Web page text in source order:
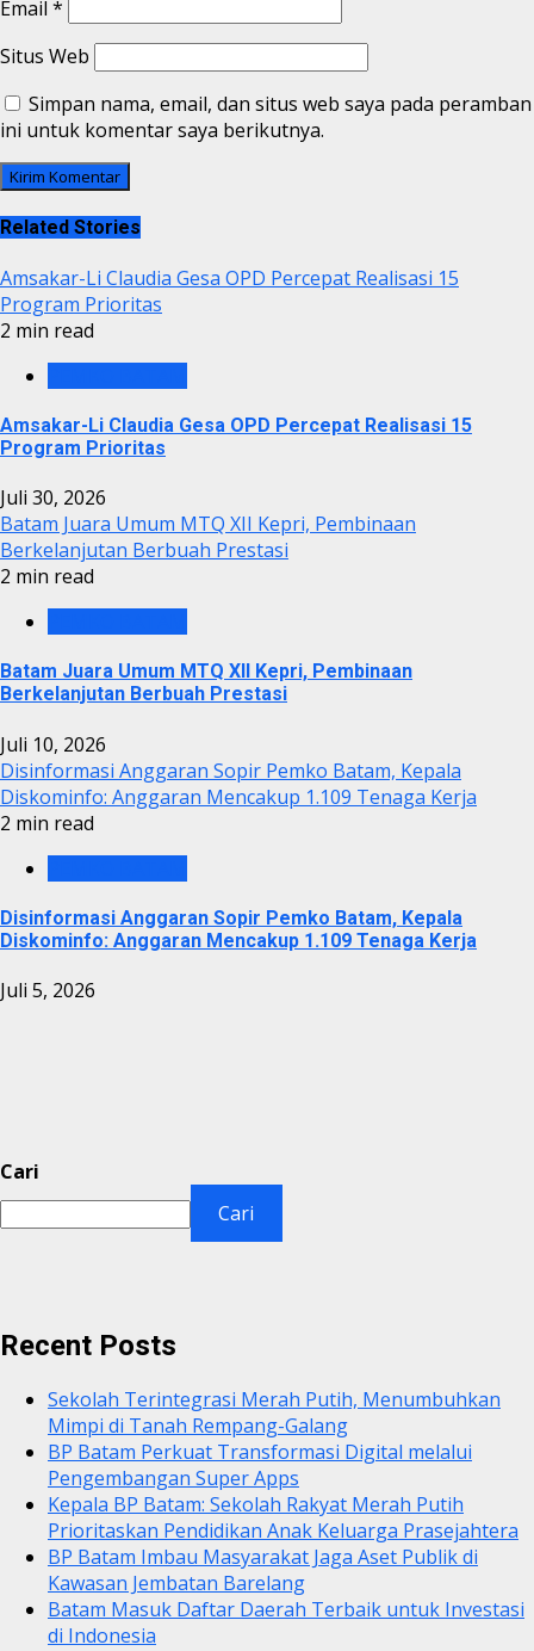
Email *
Situs Web
Simpan nama, email, dan situs web saya pada peramban
ini untuk komentar saya berikutnya.
Related Stories
Amsakar-Li Claudia Gesa OPD Percepat Realisasi 15
Program Prioritas
2 min read
Amsakar-Li Claudia Gesa OPD Percepat Realisasi 15
Program Prioritas
Juli 30, 2026
Batam Juara Umum MTQ XII Kepri, Pembinaan
Berkelanjutan Berbuah Prestasi
2 min read
Batam Juara Umum MTQ XII Kepri, Pembinaan
Berkelanjutan Berbuah Prestasi
Juli 10, 2026
Disinformasi Anggaran Sopir Pemko Batam, Kepala
Diskominfo: Anggaran Mencakup 1.109 Tenaga Kerja
2 min read
Disinformasi Anggaran Sopir Pemko Batam, Kepala
Diskominfo: Anggaran Mencakup 1.109 Tenaga Kerja
Juli 5, 2026
Cari
Cari
Recent Posts
Sekolah Terintegrasi Merah Putih, Menumbuhkan
Mimpi di Tanah Rempang-Galang
BP Batam Perkuat Transformasi Digital melalui
Pengembangan Super Apps
Kepala BP Batam: Sekolah Rakyat Merah Putih
Prioritaskan Pendidikan Anak Keluarga Prasejahtera
BP Batam Imbau Masyarakat Jaga Aset Publik di
Kawasan Jembatan Barelang
Batam Masuk Daftar Daerah Terbaik untuk Investasi
di Indonesia